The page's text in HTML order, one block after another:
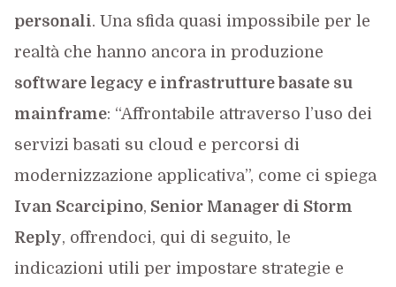
personali. Una sfida quasi impossibile per le
realtà che hanno ancora in produzione
software legacy e infrastrutture basate su
mainframe: “Affrontabile attraverso l’uso dei
servizi basati su cloud e percorsi di
modernizzazione applicativa”, come ci spiega
Ivan Scarcipino, Senior Manager di Storm
Reply, offrendoci, qui di seguito, le
indicazioni utili per impostare strategie e